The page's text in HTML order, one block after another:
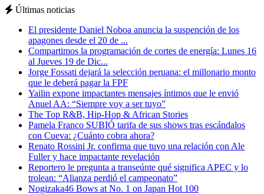
Últimas noticias
El presidente Daniel Noboa anuncia la suspención de los
apagones desde el 20 de ...
Compartimos la programación de cortes de energía: Lunes 16
al Jueves 19 de Dic...
Jorge Fossati dejará la selección peruana: el millonario monto
que le deberá pagar la FPF
Yailin expone impactantes mensajes íntimos que le envió
Anuel AA: “Siempre voy a ser tuyo”
The Top R&B, Hip-Hop & African Stories
Pamela Franco SUBIÓ tarifa de sus shows tras escándalos
con Cueva: ¿Cuánto cobra ahora?
Renato Rossini Jr. confirma que tuvo una relación con Ale
Fuller y hace impactante revelación
Reportero le pregunta a transeúnte qué significa APEC y lo
trolean: “Alianza perdió el campeonato”
Nogizaka46 Bows at No. 1 on Japan Hot 100